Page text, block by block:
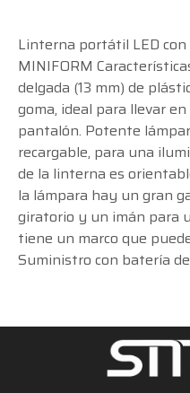
Linterna portátil LED
MINIFORM
delgada (13 mm) de
goma, ideal para llevar
pantalón. Potente
recargable, para una
de la linterna es
la lámpara hay un gran
giratorio y un imán para
tiene un marco que
Suministro con batería